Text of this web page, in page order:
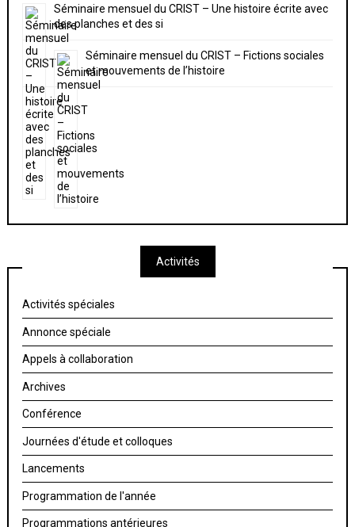
Séminaire mensuel du CRIST – Une histoire écrite avec
des planches et des si
Séminaire mensuel du CRIST – Fictions sociales
et mouvements de l’histoire
Activités
Activités spéciales
Annonce spéciale
Appels à collaboration
Archives
Conférence
Journées d'étude et colloques
Lancements
Programmation de l'année
Programmations antérieures